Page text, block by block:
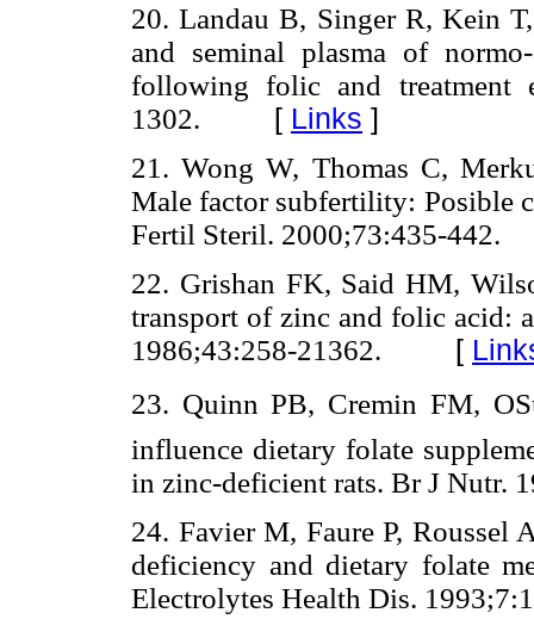
20. Landau B, Singer R, Kein
and seminal plasma of
following folic and treatment
1302.
[ Links ]
21. Wong W, Thomas C,
Male factor subfertility: Posible
Fertil Steril. 2000;73:435-442.
22. Grishan FK, Said HM,
transport of zinc and folic acid:
1986;43:258-21362.
[
23. Quinn PB, Cremin FM,
influence dietary folate
in zinc-deficient rats. Br J Nutr.
24. Favier M, Faure P,
deficiency and dietary folate
Electrolytes Health Dis.